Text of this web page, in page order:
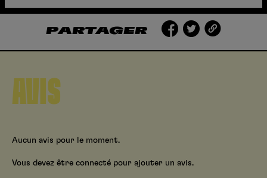
PARTAGER
AVIS
Aucun avis pour le moment.
Vous devez être connecté pour ajouter un avis.